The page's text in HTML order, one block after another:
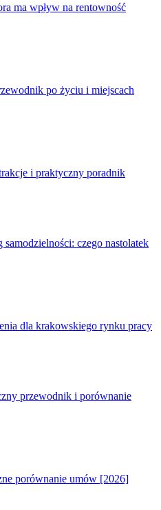
ma wpływ na rentowność
po życiu i miejscach
i praktyczny poradnik
czego nastolatek
dla krakowskiego rynku pracy
przewodnik i porównanie
porównanie umów [2026]